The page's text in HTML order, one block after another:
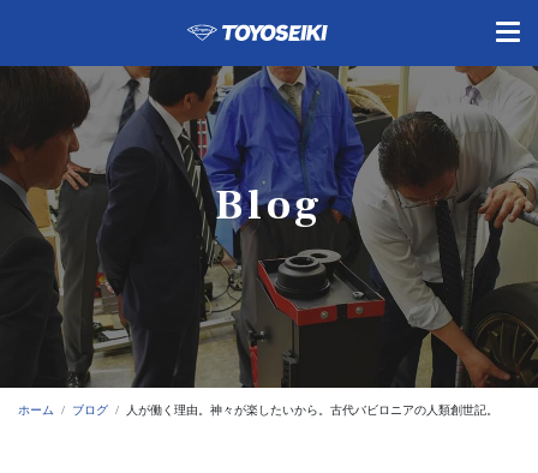
Blog
ホーム ブログ 人が働く理由。神々が楽したいから。古代バビロニアの人類創世記。